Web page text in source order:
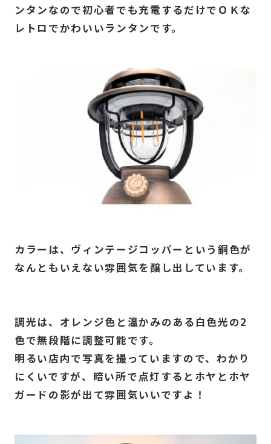
ンタンなので初心者でも充電するだけでＯＫな
レトロでかわいいランタンです。
カラーは、ヴィンテージコッパーという銅色が
なんともいえない雰囲気を醸し出しています。
調光は、オレンジ色と温かみのある白色光の2
色で無段階に調整可能です。
明るい店内で写真を撮っていますので、わかり
にくいですが、暗い所で点灯するとホヤとホヤ
ガードの影が出て雰囲気いいですよ！